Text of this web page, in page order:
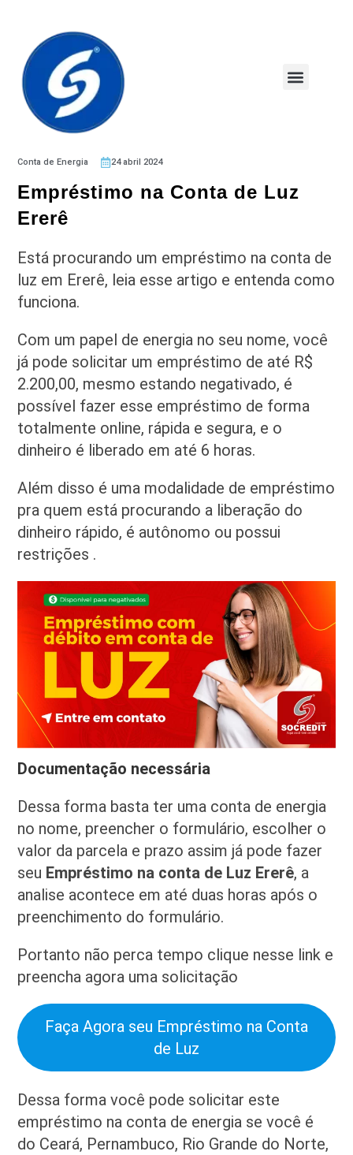
Conta de Energia 24 abril 2024
Empréstimo na Conta de Luz
Ererê
Está procurando um empréstimo na conta de
luz em Ererê, leia esse artigo e entenda como
funciona.
Com um papel de energia no seu nome, você
já pode solicitar um empréstimo de até R$
2.200,00, mesmo estando negativado, é
possível fazer esse empréstimo de forma
totalmente online, rápida e segura, e o
dinheiro é liberado em até 6 horas.
Além disso é uma modalidade de empréstimo
pra quem está procurando a liberação do
dinheiro rápido, é autônomo ou possui
restrições .
Documentação necessária
Dessa forma basta ter uma conta de energia
no nome, preencher o formulário, escolher o
valor da parcela e prazo assim já pode fazer
seu Empréstimo na conta de Luz Ererê, a
analise acontece em até duas horas após o
preenchimento do formulário.
Portanto não perca tempo clique nesse link e
preencha agora uma solicitação
Faça Agora seu Empréstimo na Conta
de Luz
Dessa forma você pode solicitar este
empréstimo na conta de energia se você é
do Ceará, Pernambuco, Rio Grande do Norte,